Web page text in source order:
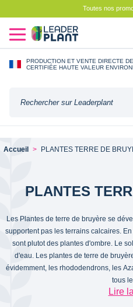
Toutes nos
PRODUCTION ET VENTE DIRECTE
CERTIFIÉE HAUTE VALEUR
Accueil PLANTES TERRE DE
PLANTES
Les Plantes de terre de bruyère se
supportent pas les terrains calcaires.
sont plutot des plantes d'ombre. Le
d'eau. Les plantes de terre de
évidemment, les rhododendrons, les
tous
Lire